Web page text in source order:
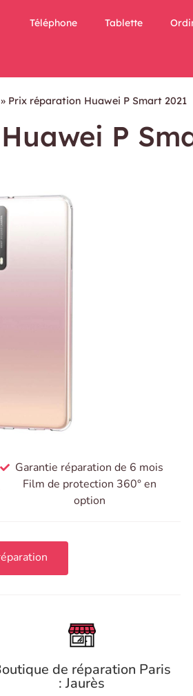
Téléphone Tablette
» Prix réparation Huawei P Smart 2021
P
Garantie réparation de 6 mois
Film de protection 360° en
option
de réparation Paris
: Jaurès